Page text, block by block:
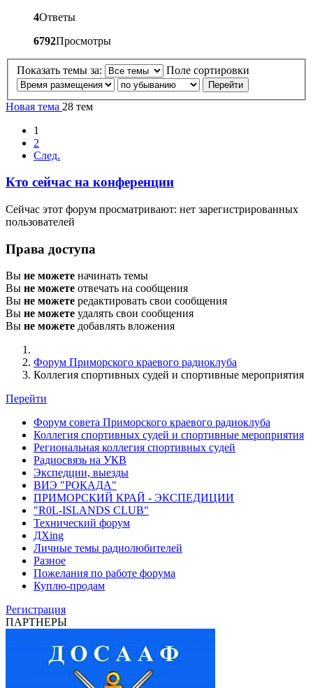
4Ответы
6792Просмотры
Показать темы за: Поле сортировки
Новая тема 28 тем
1
2
След.
Кто сейчас на конференции
Сейчас этот форум просматривают: нет зарегистрированных
пользователей
Права доступа
Вы не можете начинать темы
Вы не можете отвечать на сообщения
Вы не можете редактировать свои сообщения
Вы не можете удалять свои сообщения
Вы не можете добавлять вложения
Форум Приморского краевого радиоклуба
Коллегия спортивных судей и спортивные мероприятия
Перейти
Форум совета Приморского краевого радиоклуба
Коллегия спортивных судей и спортивные мероприятия
Региональная коллегия спортивных судей
Радиосвязь на УКВ
Экспедции, выезды
ВИЭ "РОКАДА"
ПРИМОРСКИЙ КРАЙ - ЭКСПЕДИЦИИ
"R0L-ISLANDS CLUB"
Технический форум
ДХing
Личные темы радиолюбителей
Разное
Пожелания по работе форума
Куплю-продам
Регистрация
ПАРТНЕРЫ